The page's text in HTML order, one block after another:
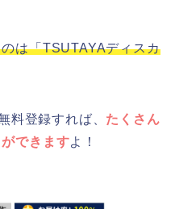
は「TSUTAYAディスカ
料登録すれば、 たくさん
できますよ！